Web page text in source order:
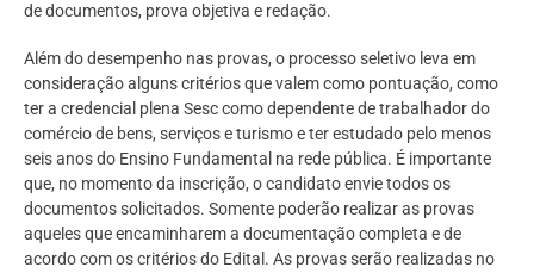
de documentos, prova objetiva e redação.
Além do desempenho nas provas, o processo seletivo leva em
consideração alguns critérios que valem como pontuação, como
ter a credencial plena Sesc como dependente de trabalhador do
comércio de bens, serviços e turismo e ter estudado pelo menos
seis anos do Ensino Fundamental na rede pública. É importante
que, no momento da inscrição, o candidato envie todos os
documentos solicitados. Somente poderão realizar as provas
aqueles que encaminharem a documentação completa e de
acordo com os critérios do Edital. As provas serão realizadas no